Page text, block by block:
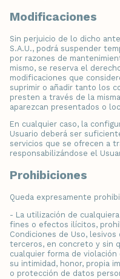
Modificaciones
Sin perjuicio de lo dicho
S.A.U., podrá suspender
por razones de
mismo, se reserva el
modificaciones que
suprimir o añadir tanto los
presten a través de la
aparezcan presentados o
En cualquier caso, la
Usuario deberá ser
servicios que se ofrecen a
responsabilizándose el
Prohibiciones
Queda expresamente
- La utilización de
fines o efectos ilícitos,
Condiciones de Uso,
terceros, en concreto y sin
cualquier forma de
su intimidad, honor, propia
o protección de datos